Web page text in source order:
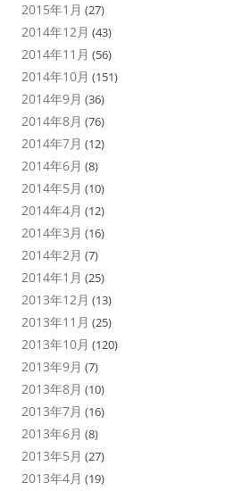
2015年1月 (27)
2014年12月 (43)
2014年11月 (56)
2014年10月 (151)
2014年9月 (36)
2014年8月 (76)
2014年7月 (12)
2014年6月 (8)
2014年5月 (10)
2014年4月 (12)
2014年3月 (16)
2014年2月 (7)
2014年1月 (25)
2013年12月 (13)
2013年11月 (25)
2013年10月 (120)
2013年9月 (7)
2013年8月 (10)
2013年7月 (16)
2013年6月 (8)
2013年5月 (27)
2013年4月 (19)